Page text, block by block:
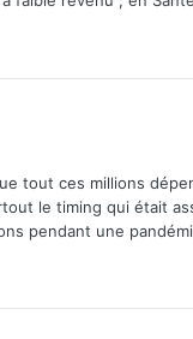
tout ces millions
le timing qui était
pendant une